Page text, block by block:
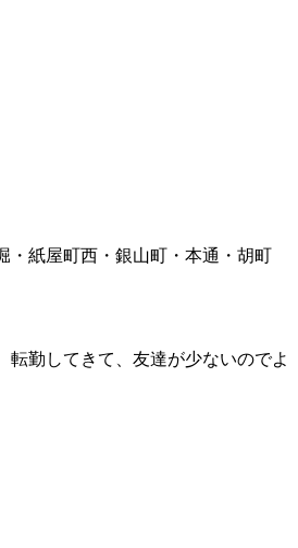
紙屋町西・銀山町・本通・胡町
転勤してきて、友達が少ないのでよ